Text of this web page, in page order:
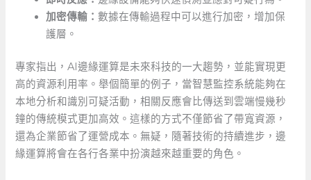
加密傳輸：數據在傳輸過程中可以進行加密，增加保
護層。
專家指出，AI邊緣運算是未來科技的一大趨勢，並能實現更
高的資源利用率。舉個簡單的例子，當智慧監控系統能夠在
本地分析和識別可疑活動，相關反應會比傳送到雲端慢幾秒
鐘的傳統模式更加高效。這樣的方式不僅節省了帶寬資源，
還為企業節省了運營成本。無疑，隨著技術的持續進步，邊
緣運算將會在各行各業中扮演越來越重要的角色。